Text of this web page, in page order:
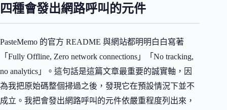
四種會發出網路呼叫的元件
PasteMemo 的官方 README 與網站都明明白白寫著
「Fully Offline, Zero network connections」「No tracking,
no analytics」。這句話是這篇文章最重要的誠實軸，因
為我把原始碼整個掃過之後，發現它在預設情況下並不
成立。我把會發出網路呼叫的元件依嚴重程度列出來，